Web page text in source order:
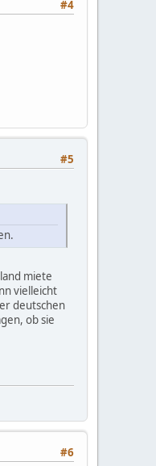
#4
#5
miete
vielleicht
deutschen
ob sie
#6